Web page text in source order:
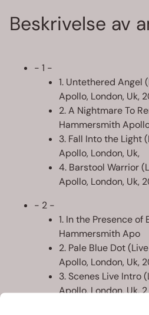
Beskrivelse av
- 1 -
1. Untethered Angel
Apollo, London, Uk,
2. A Nightmare To
Hammersmith
3. Fall Into the Light
Apollo, London, Uk,
4. Barstool Warrior
Apollo, London, Uk,
- 2 -
1. In the Presence of
Hammersmith Apo
2. Pale Blue Dot
Apollo, London, Uk,
3. Scenes Live Intro
Apollo, London, Uk, 2